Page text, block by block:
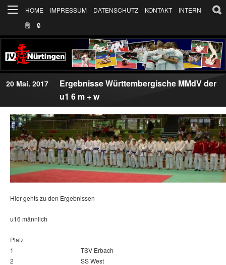
HOME IMPRESSUM DATENSCHUTZ KONTAKT
INTERN
🗒
🔒︎
20 Mai. 2017
Ergebnisse Württembergische MMdV der
u1 6 m + w
Hier gehts zu den Ergebnissen
u16 männlich
Platz
1
TSV Erbach
2
SS West